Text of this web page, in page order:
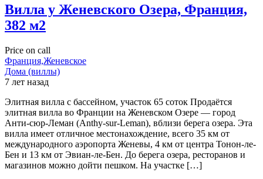
Вилла у Женевского Озера, Франция,
382 м2
Price on call
Франция,Женевское
Дома (виллы)
7 лет назад
Элитная вилла с бассейном, участок 65 соток Продаётся
элитная вилла во Франции на Женевском Озере — город
Анти-сюр-Леман (Anthy-sur-Leman), вблизи берега озера. Эта
вилла имеет отличное местонахождение, всего 35 км от
международного аэропорта Женевы, 4 км от центра Тонон-ле-
Бен и 13 км от Эвиан-ле-Бен. До берега озера, ресторанов и
магазинов можно дойти пешком. На участке […]